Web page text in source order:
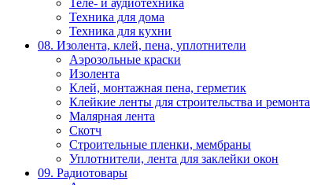
Теле- и аудиотехника
Техника для дома
Техника для кухни
08. Изолента, клей, пена, уплотнители
Аэрозольные краски
Изолента
Клей, монтажная пена, герметик
Клейкие ленты для строительства и ремонта
Малярная лента
Скотч
Строительные пленки, мембраны
Уплотнители, лента для заклейки окон
09. Радиотовары